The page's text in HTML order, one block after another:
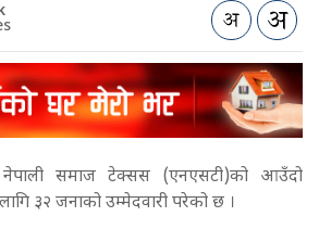
नेपाली समाज टेक्सस (एनएसटी)को आउँदो
३२ जनाको उम्मेदवारी परेको छ ।